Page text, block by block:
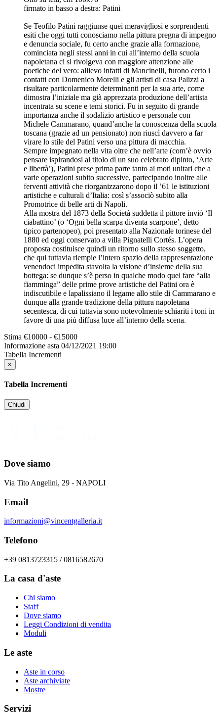
firmato in basso a destra: Patini
Se Teofilo Patini raggiunse quei meravigliosi e sorprendenti
esiti che oggi tutti conosciamo nella pittura pregna di impegno
e denuncia sociale, fu certo anche grazie alla formazione,
cominciata negli stessi anni in cui all’interno della scuola
napoletana ci si rivolgeva con maggiore attenzione alle
poetiche del vero: allievo infatti di Mancinelli, furono certo i
contatti con Domenico Morelli e gli artisti di casa Palizzi a
risultare particolarmente determinanti per la sua arte, come
dimostra l’iniziale ma già apprezzata produzione dell’artista
incentrata su scene e temi storici. Fu in seguito di grande
importanza anche il sodalizio artistico e personale con
Michele Cammarano, quand’anche la conoscenza della scuola
toscana (grazie ad un pensionato) non riuscì davvero a far
virare lo stile del Patini verso una pittura di macchia.
Sempre impegnato nella vita oltre che nell’arte (com’è ovvio
pensare ispirandosi al titolo di un suo celebrato dipinto, ‘Arte
e libertà’), Patini prese prima parte tanto ai moti unitari che a
varie operazioni subito successive, partecipando inoltre alle
ferventi attività che riorganizzarono dopo il ’61 le istituzioni
artistiche e culturali d’Italia: così s’associò subito alla
Promotrice di belle arti di Napoli.
Alla mostra del 1873 della Società suddetta il pittore inviò ‘Il
ciabattino’ (o ‘Ogni bella scarpa diventa scarpone’, detto
tipico partenopeo), poi presentato alla Nazionale torinese del
1880 ed oggi conservato a villa Pignatelli Cortés. L’opera
proposta costituisce quindi un ritorno sullo stesso soggetto,
che qui tuttavia riempie l’intero spazio della rappresentazione
venendoci impedita stavolta la visione d’insieme della sua
bottega: se dunque s’è perso in qualche modo quel fare “alla
fiamminga” delle prime prove artistiche del Patini ora è
indiscutibile e lapalissiano il legame allo stile di Cammarano e
dunque alla grande tradizione della pittura napoletana
secentesca, di cui tuttavia sono notevolmente schiariti i toni in
favore di una più diffusa luce all’interno della scena.
Stima €10000 - €15000
Informazione asta 04/12/2021 19:00
Tabella Incrementi
×
Tabella Incrementi
Chiudi
Dove siamo
Via Tito Angelini, 29 - NAPOLI
Email
informazioni@vincentgalleria.it
Telefono
+39 0813723315 / 0816582670
La casa d'aste
Chi siamo
Staff
Dove siamo
Leggi Condizioni di vendita
Moduli
Le aste
Aste in corso
Aste archiviate
Mostre
Servizi